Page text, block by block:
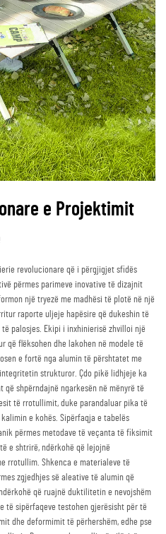
e Projektimit
revolucionare që i përgjigjet sfidës
përmes parimeve inovative të dizajnit
një tryezë me madhësi të plotë në një
raporte uljeje hapësire që dukeshin të
palosjes. Ekipi i inxhinierisë zhvilloi një
që flëksohen dhe lakohen në modele të
e fortë nga alumin të përshtatet me
strukturor. Çdo pikë lidhjeje ka
shpërndajnë ngarkesën në mënyrë të
të rrotullimit, duke parandaluar pika të
e kohës. Sipërfaqja e tabelës
përmes metodave të veçanta të fiksimit
e shtrirë, ndërkohë që lejojnë
rrotullim. Shkenca e materialeve të
zgjedhjes së aleative të alumin që
që ruajnë duktilitetin e nevojshëm
të sipërfaqeve testohen gjerësisht për të
dhe deformimit të përhershëm, edhe pse